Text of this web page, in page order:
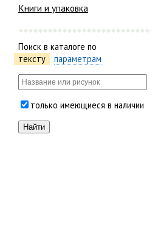
Книги и упаковка
Поиск в каталоге по
тексту
параметрам
только имеющиеся в наличии